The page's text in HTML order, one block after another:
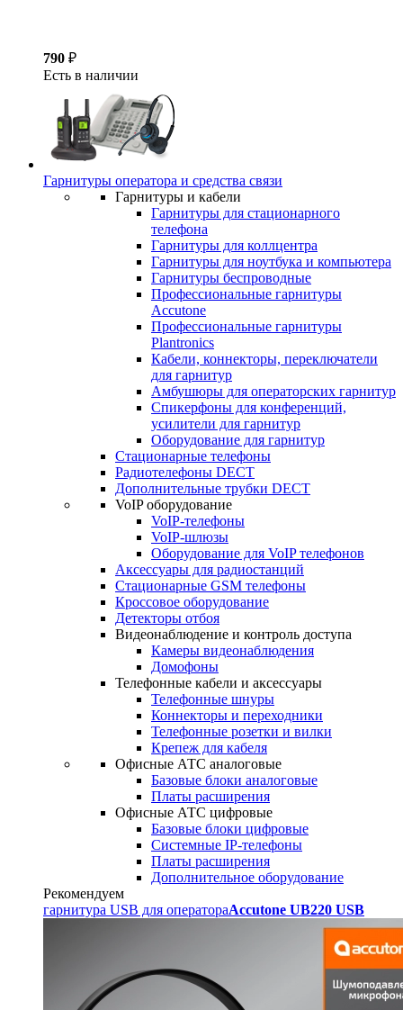
790 ₽
Есть в наличии
Гарнитуры оператора и средства связи
Гарнитуры и кабели
Гарнитуры для стационарного
телефона
Гарнитуры для коллцентра
Гарнитуры для ноутбука и компьютера
Гарнитуры беспроводные
Профессиональные гарнитуры
Accutone
Профессиональные гарнитуры
Plantronics
Кабели, коннекторы, переключатели
для гарнитур
Амбушюры для операторских гарнитур
Cпикерфоны для конференций,
усилители для гарнитур
Оборудование для гарнитур
Стационарные телефоны
Радиотелефоны DECT
Дополнительные трубки DECT
VoIP оборудование
VoIP-телефоны
VoIP-шлюзы
Оборудование для VoIP телефонов
Аксессуары для радиостанций
Стационарные GSM телефоны
Кроссовое оборудование
Детекторы отбоя
Видеонаблюдение и контроль доступа
Камеры видеонаблюдения
Домофоны
Телефонные кабели и аксессуары
Телефонные шнуры
Коннекторы и переходники
Телефонные розетки и вилки
Крепеж для кабеля
Офисные АТС аналоговые
Базовые блоки аналоговые
Платы расширения
Офисные АТС цифровые
Базовые блоки цифровые
Системные IP-телефоны
Платы расширения
Дополнительное оборудование
Рекомендуем
гарнитура USB для оператораAccutone UB220 USB